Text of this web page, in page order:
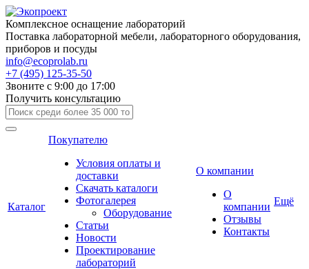
Комплексное оснащение лабораторий
Поставка лабораторной мебели, лабораторного оборудования,
приборов и посуды
info@ecoprolab.ru
+7 (495) 125-35-50
Звоните с 9:00 до 17:00
Получить консультацию
Каталог
Покупателю
Условия оплаты и
доставки
Скачать каталоги
Фотогалерея
Оборудование
Статьи
Новости
Проектирование
лабораторий
О компании
О
компании
Отзывы
Контакты
Ещё